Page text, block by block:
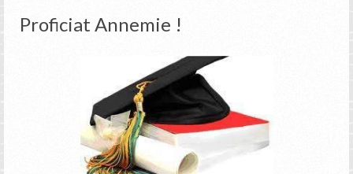
Proficiat Annemie !